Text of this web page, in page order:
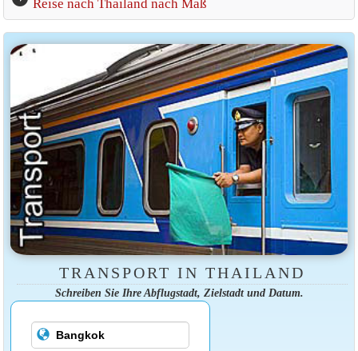
Reise nach Thailand nach Maß
TRANSPORT IN THAILAND
Schreiben Sie Ihre Abflugstadt, Zielstadt und Datum.